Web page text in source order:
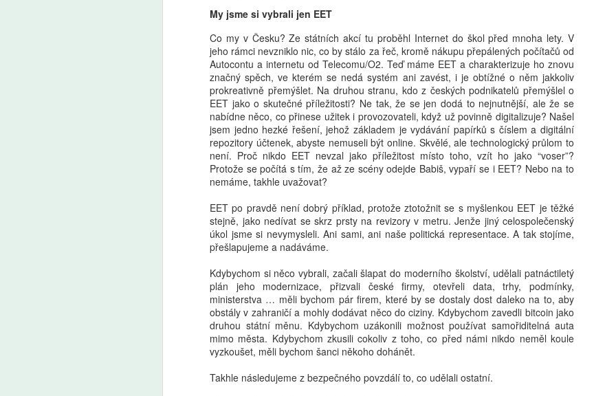
My jsme si vybrali jen EET
Co my v Česku? Ze státních akcí tu proběhl Internet do škol před mnoha lety. V
jeho rámci nevzniklo nic, co by stálo za řeč, kromě nákupu přepálených počítačů od
Autocontu a internetu od Telecomu/O2. Teď máme EET a charakterizuje ho znovu
značný spěch, ve kterém se nedá systém ani zavést, i je obtížné o něm jakkoliv
prokreativně přemýšlet. Na druhou stranu, kdo z českých podnikatelů přemýšlel o
EET jako o skutečné příležitosti? Ne tak, že se jen dodá to nejnutnější, ale že se
nabídne něco, co přinese užitek i provozovateli, když už povinně digitalizuje? Našel
jsem jedno hezké řešení, jehož základem je vydávání papírků s číslem a digitální
repozitory účtenek, abyste nemuseli být online. Skvělé, ale technologický průlom to
není. Proč nikdo EET nevzal jako příležitost místo toho, vzít ho jako “voser”?
Protože se počítá s tím, že až ze scény odejde Babiš, vypaří se i EET? Nebo na to
nemáme, takhle uvažovat?
EET po pravdě není dobrý příklad, protože ztotožnit se s myšlenkou EET je těžké
stejně, jako nedívat se skrz prsty na revizory v metru. Jenže jiný celospolečenský
úkol jsme si nevymysleli. Ani sami, ani naše politická representace. A tak stojíme,
přešlapujeme a nadáváme.
Kdybychom si něco vybrali, začali šlapat do moderního školství, udělali patnáctiletý
plán jeho modernizace, přizvali české firmy, otevřeli data, trhy, podmínky,
ministerstva … měli bychom pár firem, které by se dostaly dost daleko na to, aby
obstály v zahraničí a mohly dodávat něco do ciziny. Kdybychom zavedli bitcoin jako
druhou státní měnu. Kdybychom uzákonili možnost používat samořiditelná auta
mimo města. Kdybychom zkusili cokoliv z toho, co před námi nikdo neměl koule
vyzkoušet, měli bychom šanci někoho dohánět.
Takhle následujeme z bezpečného povzdálí to, co udělali ostatní.
klidových fází dne, což vyžaduje hlubší metodologický rozbor
tříd. „Není možné to stavět na tom, že ušetříme 50 miliard,“ namítá
ředitel Základní školy Plaňany Martin Šmahel. „Nám ani tak nejde o to,
jestli do nich znalosti nacpeme za osm, nebo za devět let, ale jestli je
s nimi naučíme pracovat,“ říká v Pro a proti z Učitelské platformy
a ředitelka Základní školy Pod Beckovem Petra Mazancová.
AUG
5
Karolína Blažková: „Člověk to asi musí mít rád.“ Jak
se v pražské garsonce žije učiteli hudby s třiceti tisíci
měsíčně
Učí děti hrát na kytaru, vydělává kolem 32 tisíc čistého a sám v Praze
bydlí jen díky obecnímu bytu. Pro třiatřicetiletého Martina je vlastní
bydlení těžko představitelné. Místo toho šetří, přivydělává si hudbou
a doufá, že si jednou pořídí maringotku.
5
školy svého známého, oba kandidují za Motoristy.
Střet zájmů odmítá
Ředitelem základní školy v Brně-Bystrci se stal Jaromír Špaček, jehož
výběr si před komisí prosadil starosta městské části Tomáš Kratochvíl.
Oba muži v loňském roce společně kandidovali za Motoristy. Podle
protikorupčního analytika vyvolávají okolnosti Špačkova výběru
pochyby, sám starosta pak odmítá, že by hrála politická blízkost při
výběru roli.